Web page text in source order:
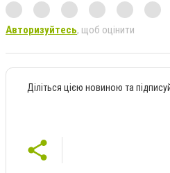
Авторизуйтесь, щоб оцінити
Діліться цією новиною та